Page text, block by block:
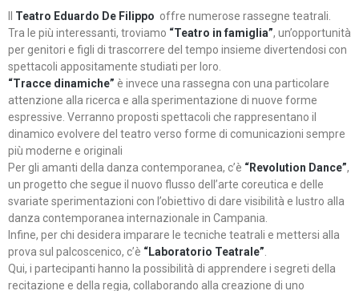
Teatro Eduardo De Filippo offre numerose rassegne teatrali.
Tra le più interessanti, troviamo “Teatro in famiglia”, un’opportunità
per genitori e figli di trascorrere del tempo insieme divertendosi con
spettacoli appositamente studiati per loro.
“Tracce dinamiche” è invece una rassegna con una particolare
attenzione alla ricerca e alla sperimentazione di nuove forme
espressive. Verranno proposti spettacoli che rappresentano il
dinamico evolvere del teatro verso forme di comunicazioni sempre
più moderne e originali
Per gli amanti della danza contemporanea, c’è “Revolution Dance”,
un progetto che segue il nuovo flusso dell’arte coreutica e delle
svariate sperimentazioni con l’obiettivo di dare visibilità e lustro alla
danza contemporanea internazionale in Campania.
Infine, per chi desidera imparare le tecniche teatrali e mettersi alla
prova sul palcoscenico, c’è “Laboratorio Teatrale”
Qui, i partecipanti hanno la possibilità di apprendere i segreti della
recitazione e della regia, collaborando alla creazione di uno